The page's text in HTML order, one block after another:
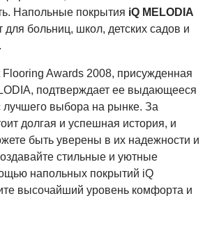
Напольные покрытия iQ MELODIA
для больниц, школ, детских садов и
Awards 2008, присужденная
подтверждает ее выдающееся
лучшего выбора на рынке. За
долгая и успешная история, и
быть уверены в их надежности и
стильные и уютные
напольных покрытий iQ
высочайший уровень комфорта и